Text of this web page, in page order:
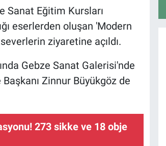
Sanat Eğitim Kursları
eserlerden oluşan 'Modern
ziyaretine açıldı.
Gebze Sanat Galerisi'nde
Başkanı Zinnur Büyükgöz de
273 sikke ve 18 obje